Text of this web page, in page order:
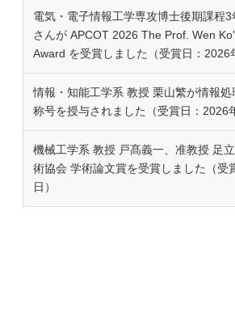
電気・電子情報工学専攻博士後期課程
さんが APCOT 2026 The Prof. Wen
Award を受賞しました（受賞日：2026
情報・知能工学系 教授 栗山繁が情報
称号を授与されました（受賞日：2026
機械工学系 教授 戸髙義一、准教授 足
術協会 学術論文賞を受賞しました（受
日）